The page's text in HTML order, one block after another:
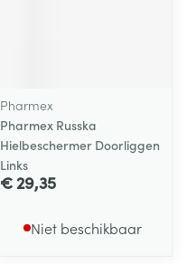
Pharmex
Pharmex Russka
Hielbeschermer Doorliggen
Links
€ 29,35
Niet beschikbaar